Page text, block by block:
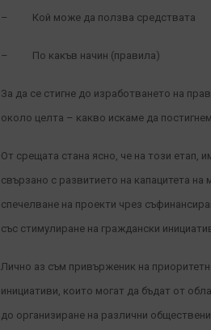
– Кой може да ползва средствата
– По какъв начин (правила)
За да се стигне до изработването на
около целта – какво искаме да
От срещата стана ясно, че на този етап,
свързано с развитието на капацитета
спечелване на проекти чрез
със стимулиране на граждански
Лично аз съм привърженик на
инициативи, които могат да бъдат от
до организиране на различни